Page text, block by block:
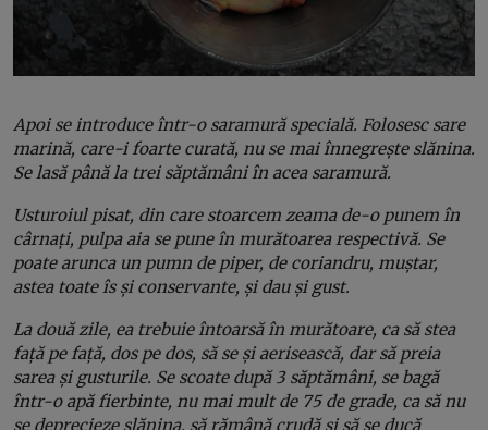
Apoi se introduce într-o saramură specială. Folosesc sare
marină, care-i foarte curată, nu se mai înnegrește slănina.
Se lasă până la trei săptămâni în acea saramură.
Usturoiul pisat, din care stoarcem zeama de-o punem în
cârnați, pulpa aia se pune în murătoarea respectivă. Se
poate arunca un pumn de piper, de coriandru, muștar,
astea toate îs și conservante, și dau și gust.
La două zile, ea trebuie întoarsă în murătoare, ca să stea
față pe față, dos pe dos, să se și aerisească, dar să preia
sarea și gusturile. Se scoate după 3 săptămâni, se bagă
într-o apă fierbinte, nu mai mult de 75 de grade, ca să nu
se deprecieze slănina, să rămână crudă și să se ducă